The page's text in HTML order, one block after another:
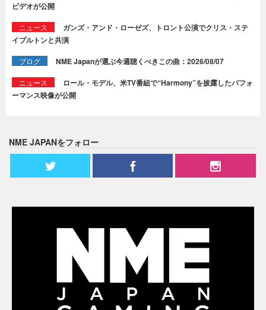
ビデオが公開
ニュース
ガンズ・アンド・ローゼズ、トロント公演でクリス・ステ
イプルトンと共演
ブログ NME Japanが選ぶ今週聴くべきこの曲：2026/08/07
ニュース
ロール・モデル、米TV番組で“Harmony”を披露したパフォ
ーマンス映像が公開
NME JAPANをフォロー